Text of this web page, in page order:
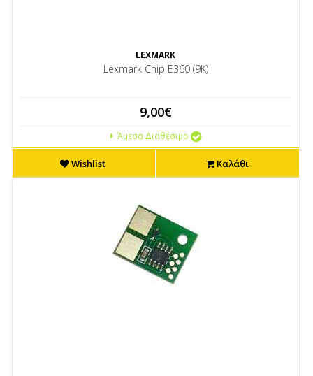
LEXMARK
Lexmark Chip E360 (9K)
9,00€
Άμεσα Διαθέσιμο
Wishlist Καλάθι